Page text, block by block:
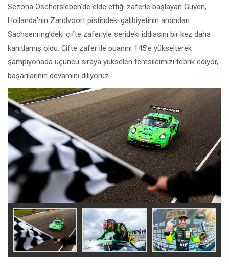
Sezona Oschersleben’de elde ettiği zaferle başlayan Güven,
Hollanda’nın Zandvoort pistindeki galibiyetinin ardından
Sachsenring’deki çifte zaferiyle serideki iddiasını bir kez daha
kanıtlamış oldu. Çifte zafer ile puanını 145’e yükselterek
şampiyonada üçüncü sıraya yükselen temsilcimizi tebrik ediyor,
başarılarının devamını diliyoruz.